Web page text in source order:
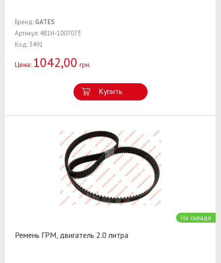
Бренд: GATES
Артикул: 481H-1007073
Код: 3491
Цена: 1042,00 грн.
Купить
На складе
Ремень ГРМ, двигатель 2.0 литра